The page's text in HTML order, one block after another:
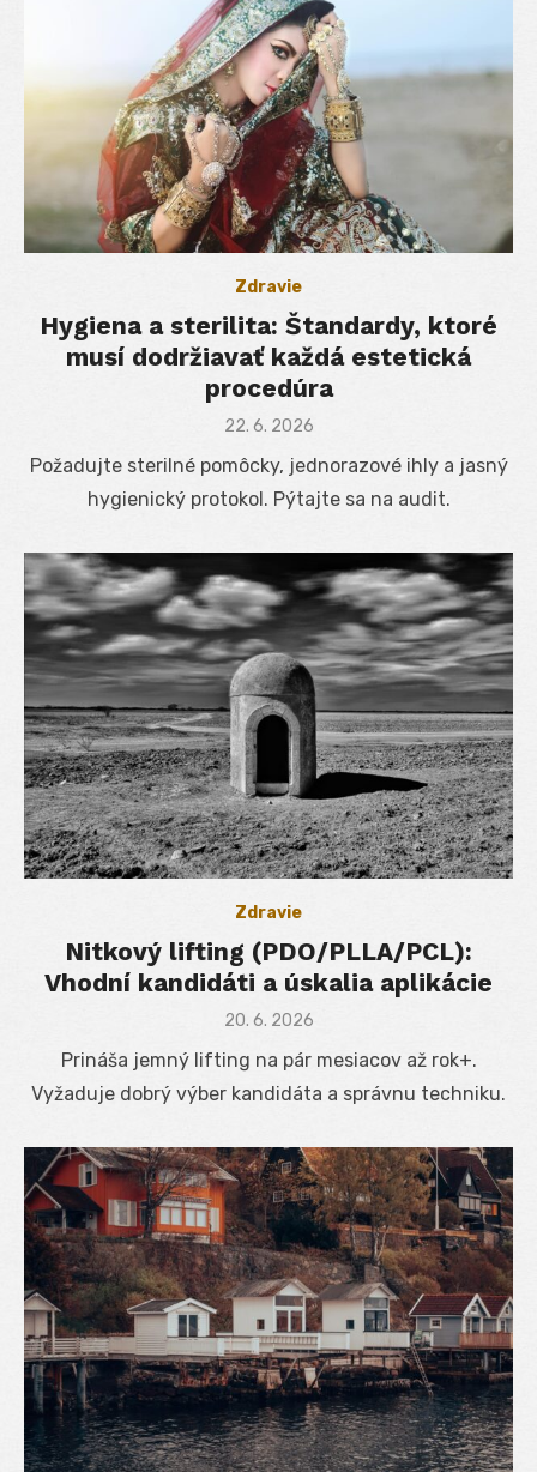
Zdravie
Hygiena a sterilita: Štandardy, ktoré
musí dodržiavať každá estetická
procedúra
Posted
22. 6. 2026
Požadujte sterilné pomôcky, jednorazové ihly a jasný
hygienický protokol. Pýtajte sa na audit.
Zdravie
Nitkový lifting (PDO/PLLA/PCL):
Vhodní kandidáti a úskalia aplikácie
Posted
20. 6. 2026
Prináša jemný lifting na pár mesiacov až rok+.
Vyžaduje dobrý výber kandidáta a správnu techniku.